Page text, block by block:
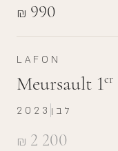
₪ 990
LAFON
Meursault 1er
₪ 2 200
2023 לבן